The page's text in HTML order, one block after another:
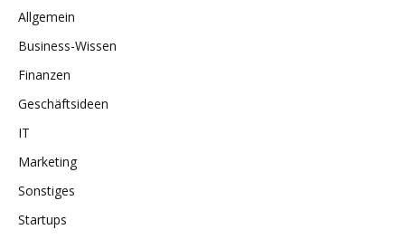
Allgemein
Business-Wissen
Finanzen
Geschäftsideen
IT
Marketing
Sonstiges
Startups